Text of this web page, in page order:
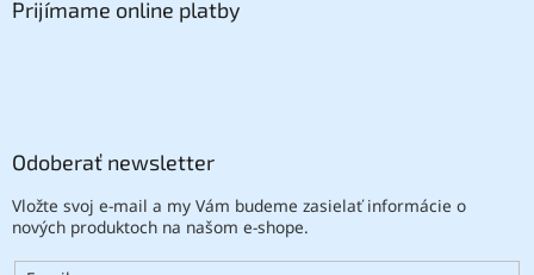
Prijímame online platby
Odoberať newsletter
Vložte svoj e-mail a my Vám budeme zasielať informácie o
nových produktoch na našom e-shope.